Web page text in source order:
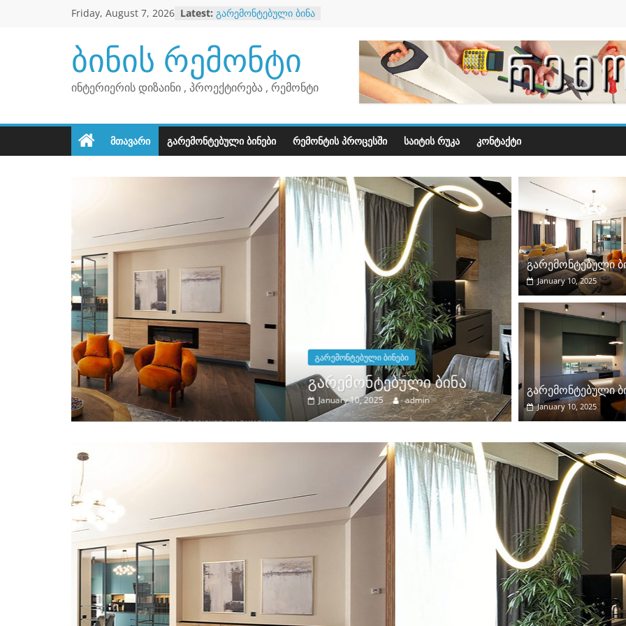
Friday, August 7, 2026 Latest: გარემონტებული ბინა
გარემონტებული ბინა
ბინის რემონტი
ინტერიერის დიზაინი , პროექტირება , რემონტი
ᲛᲗᲐᲕᲐᲠᲘ ᲒᲐᲠᲔᲛᲝᲜᲢᲔᲑᲣᲚᲘ ᲑᲘᲜᲔᲑᲘ ᲠᲔᲛᲝᲜᲢᲘᲡ ᲞᲠᲝᲪᲔᲡᲨᲘ ᲡᲐᲘᲢᲘᲡ ᲠᲣᲙᲐ ᲙᲝᲜᲢᲐᲥᲢᲘ
გარემონტებული ბინები
გარემონტებული ბინა
January 10, 2025 admin
გარემონტებული
January 10, 2025
გარემონტებული
January 10, 2025
გარემონტებული
January 10, 2025